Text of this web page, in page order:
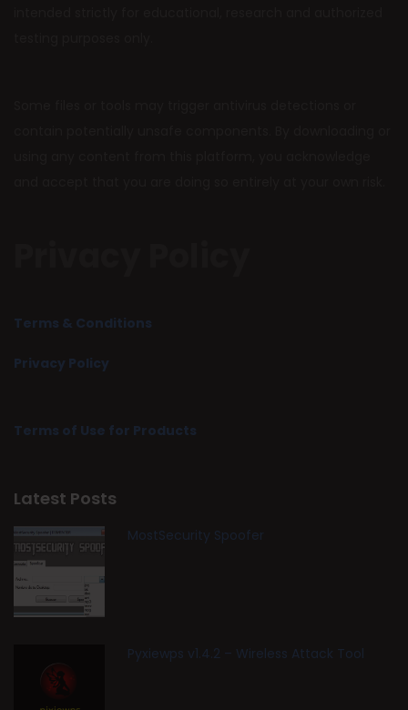
Terms & Conditions
Privacy Policy
Terms of Use for Products
Latest Posts
MostSecurity Spoofer
Pyxiewps v1.4.2 – Wireless Attack Tool